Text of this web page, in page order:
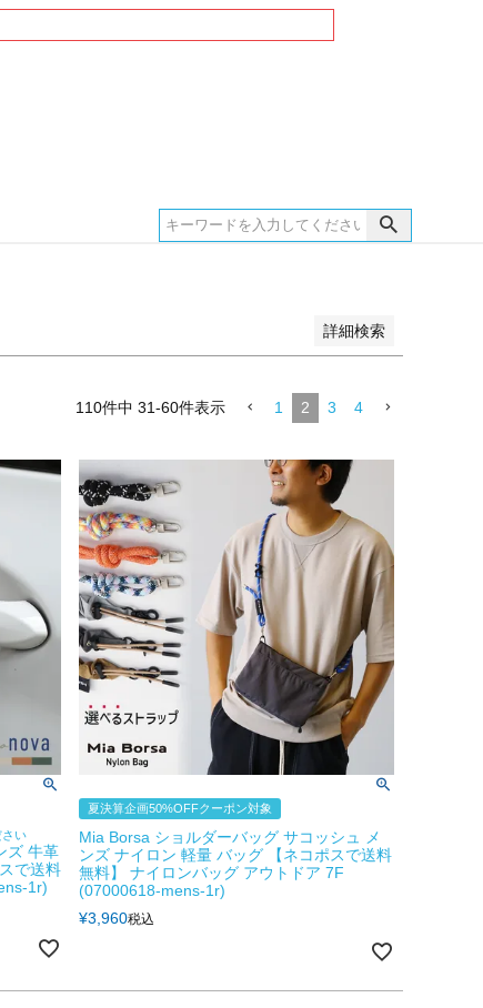
詳細検索
110件中 31-60件表示 1 2 3 4
い
ズ 牛革
で送料
1r)
夏決算企画50%OFFクーポン対象
Mia Borsa ショルダーバッグ サコッシュ メ
ンズ ナイロン 軽量 バッグ 【ネコポスで送料
無料】 ナイロンバッグ アウトドア 7F
(07000618-mens-1r)
¥3,960税込